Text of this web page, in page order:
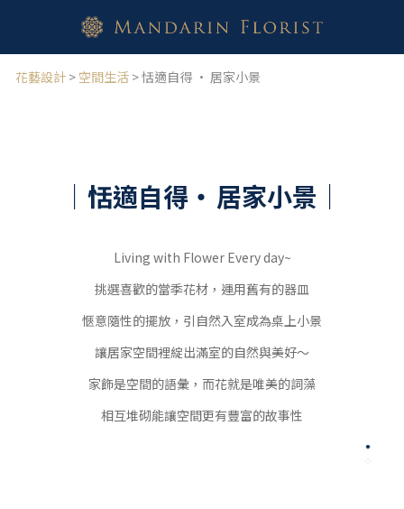
花藝設計 > 空間生活 > 恬適自得 · 居家小景
｜恬適自得・ 居家小景｜
Living with Flower Every day~
挑選喜歡的當季花材，運用舊有的器皿
愜意隨性的擺放，引自然入室成為桌上小景
讓居家空間裡綻出滿室的自然與美好～
家飾是空間的語彙，而花就是唯美的詞藻
相互堆砌能讓空間更有豐富的故事性